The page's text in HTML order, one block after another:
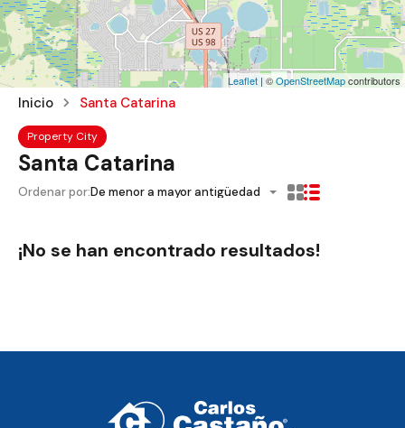
Leaflet | ©OpenStreetMapcontributors
Inicio Santa Catarina
Property City
Santa Catarina
Ordenar por:De menor a mayor antigüedad
¡No se han encontrado resultados!